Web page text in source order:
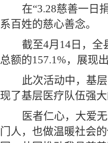
在“3.28慈善一日
系百姓的慈心善念。
截至4月14日，全
总额的157.1%，展现
此次活动中，基
现了基层医疗队伍强
医者仁心，大爱
门人，也做温暖社会